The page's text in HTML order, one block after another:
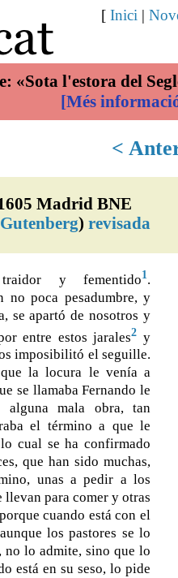
«Sota l'estora del
[Més
[ Inici |
<
Madrid BNE
)revisada
y fementido1.
no poca pesadumbre, y
se apartó de nosotros y
entre estos jarales2 y
imposibilitó el seguille.
la locura le venía a
se llamaba Fernando le
alguna mala obra, tan
el término a que le
cual se ha confirmado
que han sido muchas,
unas a pedir a los
llevan para comer y otras
cuando está con el
los pastores se lo
no lo admite, sino que lo
está en su seso, lo pide